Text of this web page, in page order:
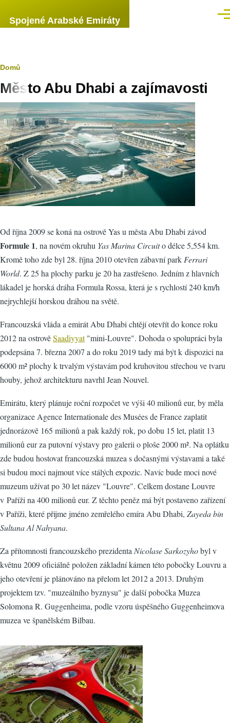
Spojené Arabské Emiráty
Drobečková
navigace
Domů
Město Abu Dhabi a zajímavosti
Od října 2009 se koná na ostrově Yas u města Abu Dhabi závod
Formule 1, na novém okruhu Yas Marina Circuito délce 5,554 km.
Kromě toho zde byl 28. října 2010 otevřen zábavní park Ferrari
World. Z 25 ha plochy parku je 20 ha zastřešeno. Jedním z hlavních
lákadel je horská dráha Formula Rossa, která je s rychlostí 240 km/h
nejrychlejší horskou dráhou na světě.
Francouzská vláda a emirát Abu Dhabi chtějí otevřít do konce roku
2012 na ostrověSaadiyyat"mini-Louvre". Dohoda o spolupráci byla
podepsána 7. března 2007 a do roku 2019 tady má být k dispozici na
6000 m² plochy k trvalým výstavám pod kruhovitou střechou ve tvaru
houby, jehož architekturu navrhl Jean Nouvel.
Emirátu, který plánuje roční rozpočet ve výši 40 milionů eur, by měla
organizace Agence Internationale des Musées de France zaplatit
jednorázově 165 milionů a pak každý rok, po dobu 15 let, platit 13
milionů eur za putovní výstavy pro galerii o ploše 2000 m². Na oplátku
zde budou hostovat francouzská muzea s dočasnými výstavami a také
si budou moci najmout více stálých expozic. Navíc bude moci nové
muzeum užívat po 30 let název "Louvre". Celkem dostane Louvre
v Paříži na 400 milionů eur. Z těchto peněz má být postaveno zařízení
v Paříži, které přijme jméno zemřelého emíra Abu Dhabi, Zayeda bin
Sultana Al Nahyana.
Za přítomnosti francouzského prezidenta Nicolase Sarkozyhobyl v
květnu 2009 oficiálně položen základní kámen této pobočky Louvru a
jeho otevření je plánováno na přelom let 2012 a 2013. Druhým
projektem tzv. "muzeálního byznysu" je další pobočka Muzea
Solomona R. Guggenheima, podle vzoru úspěšného Guggenheimova
muzea ve španělském Bilbau.